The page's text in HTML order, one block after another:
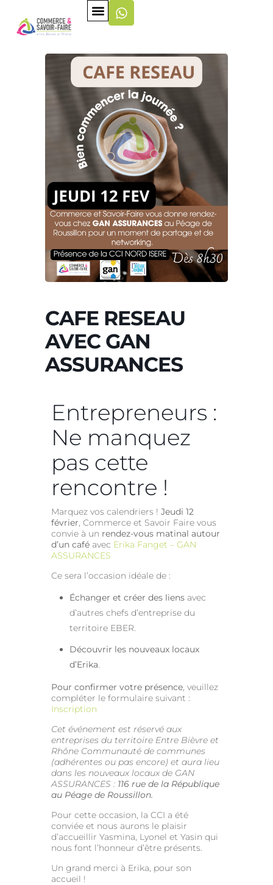
CAFE RESEAU
AVEC GAN
ASSURANCES
Entrepreneurs :
Ne manquez
pas cette
rencontre !
Marquez vos calendriers ! Jeudi 12
février, Commerce et Savoir Faire vous
convie à un rendez-vous matinal autour
d’un café avec Erika Fanget – GAN
ASSURANCES
Ce sera l’occasion idéale de :
Échanger et créer des liens avec
d’autres chefs d’entreprise du
territoire EBER.
Découvrir les nouveaux locaux
d’Erika.
Pour confirmer votre présence, veuillez
compléter le formulaire suivant :
Inscription
Cet événement est réservé aux
entreprises du territoire Entre Bièvre et
Rhône Communauté de communes
(adhérentes ou pas encore) et aura lieu
dans les nouveaux locaux de GAN
ASSURANCES : 116 rue de la République
au Péage de Roussillon.
Pour cette occasion, la CCI a été
conviée et nous aurons le plaisir
d’accueillir Yasmina, Lyonel et Yasin qui
nous font l’honneur d’être présents.
Un grand merci à Erika, pour son
accueil !